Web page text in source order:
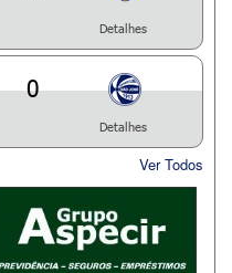
Detalhes
0
Detalhes
Ver Todos